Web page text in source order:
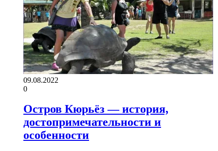
09.08.2022
0
Остров Кюрьёз — история,
достопримечательности и
особенности